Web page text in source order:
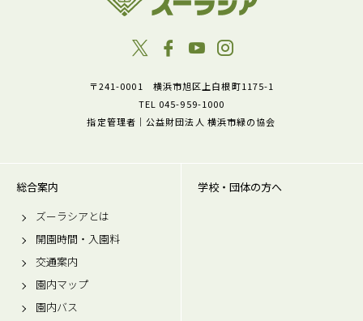
〒241-0001 横浜市旭区上白根町1175-1
TEL 045-959-1000
指定管理者｜公益財団法人 横浜市緑の協会
総合案内
ズーラシアとは
開園時間・入園料
交通案内
園内マップ
園内バス
学校・団体の方へ